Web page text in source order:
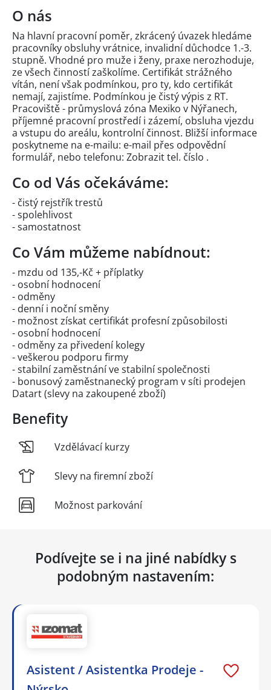
O nás
Na hlavní pracovní poměr, zkrácený úvazek hledáme
pracovníky obsluhy vrátnice, invalidní důchodce 1.-3.
stupně. Vhodné pro muže i ženy, praxe nerozhoduje,
ze všech činností zaškolíme. Certifikát strážného
vítán, není však podmínkou, pro ty, kdo certifikát
nemají, zajistíme. Podmínkou je čistý výpis z RT.
Pracoviště - průmyslová zóna Mexiko v Nýřanech,
příjemné pracovní prostředí i zázemí, obsluha vjezdu
a vstupu do areálu, kontrolní činnost. Bližší informace
poskytneme na e-mailu: e-mail přes odpovědní
formulář, nebo telefonu: Zobrazit tel. číslo .
Co od Vás očekáváme:
- čistý rejstřík trestů
- spolehlivost
- samostatnost
Co Vám můžeme nabídnout:
- mzdu od 135,-Kč + příplatky
- osobní hodnocení
- odměny
- denní i noční směny
- možnost získat certifikát profesní způsobilosti
- osobní hodnocení
- odměny za přivedení kolegy
- veškerou podporu firmy
- stabilní zaměstnání ve stabilní společnosti
- bonusový zaměstnanecký program v síti prodejen
Datart (slevy na zakoupené zboží)
Benefity
Vzdělávací kurzy
Slevy na firemní zboží
Možnost parkování
Podívejte se i na jiné nabídky s
podobným nastavením:
Asistent / Asistentka Prodeje -